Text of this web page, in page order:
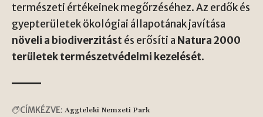
természeti értékeinek megőrzéséhez. Az erdők és
gyepterületek ökológiai állapotának javítása
növeli a biodiverzitástés erősíti a Natura 2000
területek természetvédelmi kezelését.
CÍMKÉZVE: Aggteleki Nemzeti Park